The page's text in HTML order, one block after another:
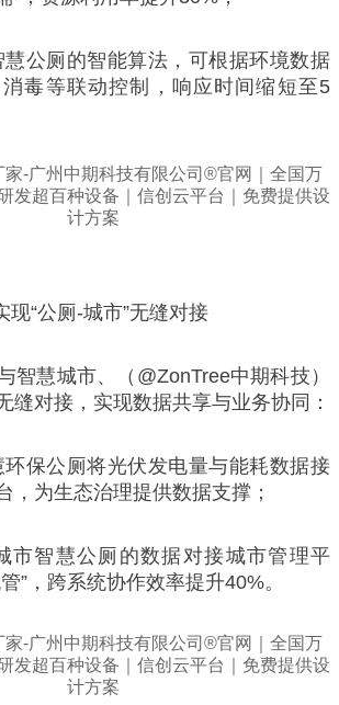
公厕的智能算法，可根据环境数据
毒等联动控制，响应时间缩短至5
现“公厕-城市”无缝对接
智慧城市、（@ZonTree中期科技）
缝对接，实现数据共享与业务协同：
保公厕将光伏发电量与能耗数据接
，为生态治理提供数据支撑；
市智慧公厕的数据对接城市管理平
”，跨系统协作效率提升40%。